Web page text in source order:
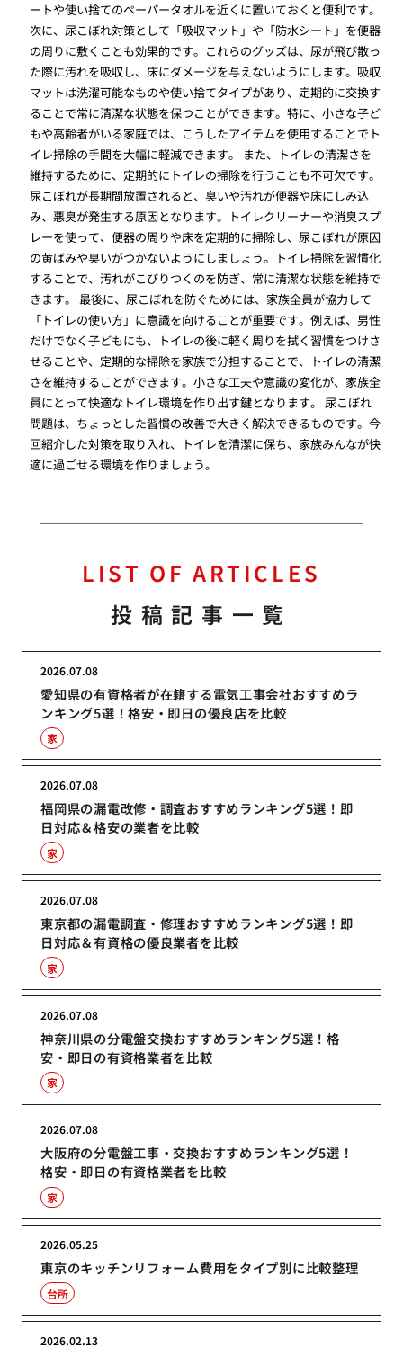
ートや使い捨てのペーパータオルを近くに置いておくと便利です。
次に、尿こぼれ対策として「吸収マット」や「防水シート」を便器
の周りに敷くことも効果的です。これらのグッズは、尿が飛び散っ
た際に汚れを吸収し、床にダメージを与えないようにします。吸収
マットは洗濯可能なものや使い捨てタイプがあり、定期的に交換す
ることで常に清潔な状態を保つことができます。特に、小さな子ど
もや高齢者がいる家庭では、こうしたアイテムを使用することでト
イレ掃除の手間を大幅に軽減できます。 また、トイレの清潔さを
維持するために、定期的にトイレの掃除を行うことも不可欠です。
尿こぼれが長期間放置されると、臭いや汚れが便器や床にしみ込
み、悪臭が発生する原因となります。トイレクリーナーや消臭スプ
レーを使って、便器の周りや床を定期的に掃除し、尿こぼれが原因
の黄ばみや臭いがつかないようにしましょう。トイレ掃除を習慣化
することで、汚れがこびりつくのを防ぎ、常に清潔な状態を維持で
きます。 最後に、尿こぼれを防ぐためには、家族全員が協力して
「トイレの使い方」に意識を向けることが重要です。例えば、男性
だけでなく子どもにも、トイレの後に軽く周りを拭く習慣をつけさ
せることや、定期的な掃除を家族で分担することで、トイレの清潔
さを維持することができます。小さな工夫や意識の変化が、家族全
員にとって快適なトイレ環境を作り出す鍵となります。 尿こぼれ
問題は、ちょっとした習慣の改善で大きく解決できるものです。今
回紹介した対策を取り入れ、トイレを清潔に保ち、家族みんなが快
適に過ごせる環境を作りましょう。
LIST OF ARTICLES
投稿記事一覧
愛知県の有資格者が在籍する電気工事会社おすすめラ
ンキング5選！格安・即日の優良店を比較
2026.07.08
家
福岡県の漏電改修・調査おすすめランキング5選！即
日対応＆格安の業者を比較
2026.07.08
家
東京都の漏電調査・修理おすすめランキング5選！即
日対応＆有資格の優良業者を比較
2026.07.08
家
神奈川県の分電盤交換おすすめランキング5選！格
安・即日の有資格業者を比較
2026.07.08
家
大阪府の分電盤工事・交換おすすめランキング5選！
格安・即日の有資格業者を比較
2026.07.08
家
東京のキッチンリフォーム費用をタイプ別に比較整理
2026.05.25
台所
2026.02.13